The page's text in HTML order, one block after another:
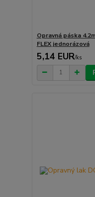
Opravná páska
FLEX jednorázová
5,14 EUR/ks